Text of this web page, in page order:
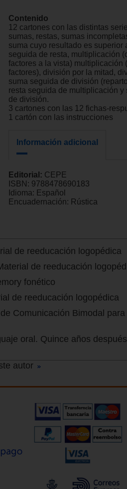
Contenido
12 cartones con las distintas
sumas, restas, sumas
suma cuyo resultado es superior
seguida de resta, multiplicación
factores a la vista) multiplicación
factores), división por la mitad,
suma seguida de división
resta seguida de multiplicación y
de división.
3 cartones con las 12 fichas-
1 cartón con las instrucciones
Información adicional
Editorial: CEPE
ISBN: 9788478690183
Idioma: Español
Encuadernación: Rústica
de reeducación logopédica
de reeducación
fonético
de reeducación logopédica
Comunicación Bimodal
oral. Quince años
autor